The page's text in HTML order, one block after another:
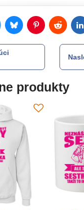
BlueskyPinterestReddit
produkty